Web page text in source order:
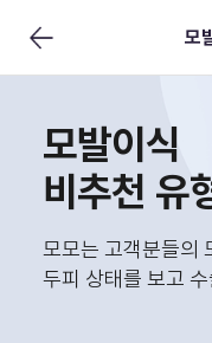
모
모발이식
비추천 유
모모는 고객분들의
두피 상태를 보고